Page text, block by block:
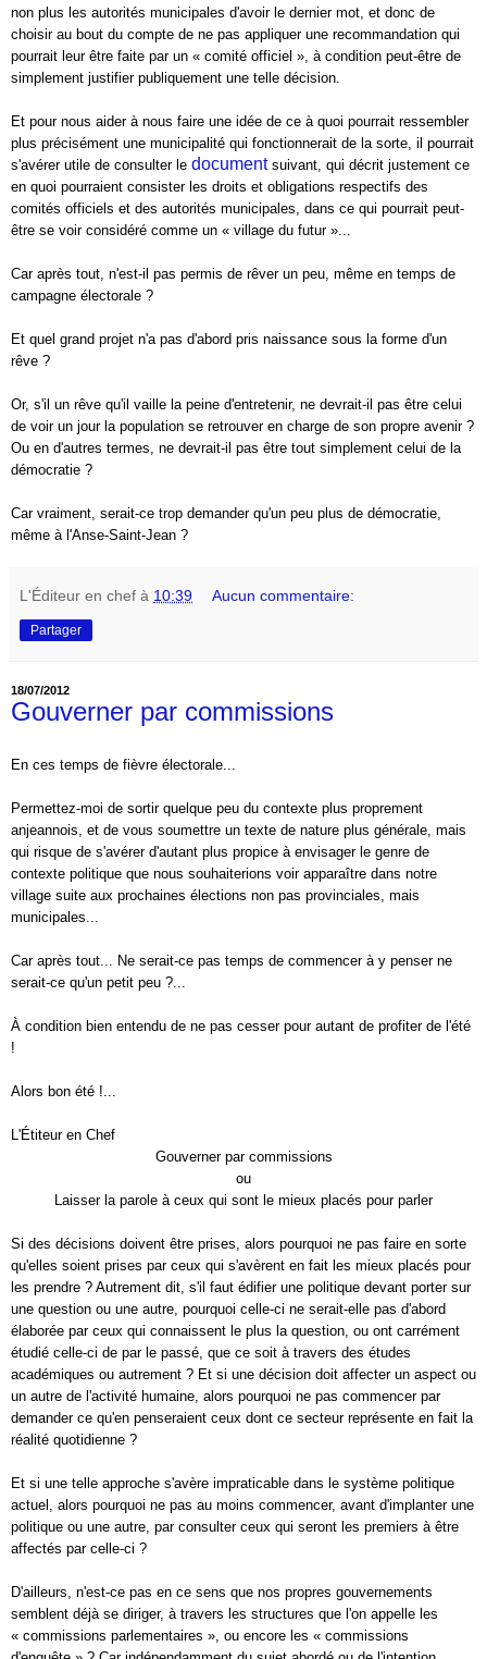
non plus les autorités municipales d'avoir le dernier mot, et donc de
choisir au bout du compte de ne pas appliquer une recommandation qui
pourrait leur être faite par un « comité officiel », à condition peut-être de
simplement justifier publiquement une telle décision.
Et pour nous aider à nous faire une idée de ce à quoi pourrait ressembler
plus précisément une municipalité qui fonctionnerait de la sorte, il pourrait
s'avérer utile de consulter le document suivant, qui décrit justement ce
en quoi pourraient consister les droits et obligations respectifs des
comités officiels et des autorités municipales, dans ce qui pourrait peut-
être se voir considéré comme un « village du futur »...
Car après tout, n'est-il pas permis de rêver un peu, même en temps de
campagne électorale ?
Et quel grand projet n'a pas d'abord pris naissance sous la forme d'un
rêve ?
Or, s'il un rêve qu'il vaille la peine d'entretenir, ne devrait-il pas être celui
de voir un jour la population se retrouver en charge de son propre avenir ?
Ou en d'autres termes, ne devrait-il pas être tout simplement celui de la
démocratie ?
Car vraiment, serait-ce trop demander qu'un peu plus de démocratie,
même à l'Anse-Saint-Jean ?
L'Éditeur en chef à 10:39 Aucun commentaire:
Partager
18/07/2012
Gouverner par commissions
En ces temps de fièvre électorale...
Permettez-moi de sortir quelque peu du contexte plus proprement
anjeannois, et de vous soumettre un texte de nature plus générale, mais
qui risque de s'avérer d'autant plus propice à envisager le genre de
contexte politique que nous souhaiterions voir apparaître dans notre
village suite aux prochaines élections non pas provinciales, mais
municipales...
Car après tout... Ne serait-ce pas temps de commencer à y penser ne
serait-ce qu'un petit peu ?...
À condition bien entendu de ne pas cesser pour autant de profiter de l'été
!
Alors bon été !...
L'Étiteur en Chef
Gouverner par commissions
ou
Laisser la parole à ceux qui sont le mieux placés pour parler
Si des décisions doivent être prises, alors pourquoi ne pas faire en sorte
qu'elles soient prises par ceux qui s'avèrent en fait les mieux placés pour
les prendre ? Autrement dit, s'il faut édifier une politique devant porter sur
une question ou une autre, pourquoi celle-ci ne serait-elle pas d'abord
élaborée par ceux qui connaissent le plus la question, ou ont carrément
étudié celle-ci de par le passé, que ce soit à travers des études
académiques ou autrement ? Et si une décision doit affecter un aspect ou
un autre de l'activité humaine, alors pourquoi ne pas commencer par
demander ce qu'en penseraient ceux dont ce secteur représente en fait la
réalité quotidienne ?
Et si une telle approche s'avère impraticable dans le système politique
actuel, alors pourquoi ne pas au moins commencer, avant d'implanter une
politique ou une autre, par consulter ceux qui seront les premiers à être
affectés par celle-ci ?
D'ailleurs, n'est-ce pas en ce sens que nos propres gouvernements
semblent déjà se diriger, à travers les structures que l'on appelle les
« commissions parlementaires », ou encore les « commissions